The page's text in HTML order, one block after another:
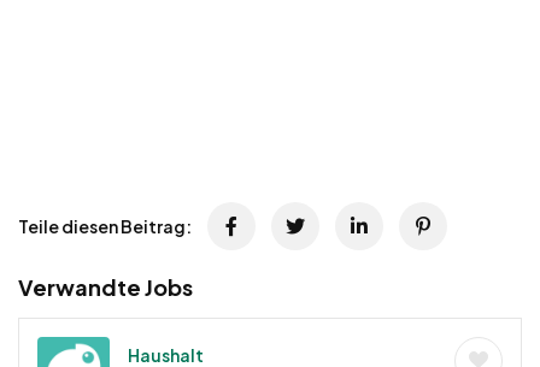
Teile diesen Beitrag:
Verwandte Jobs
Haushalt